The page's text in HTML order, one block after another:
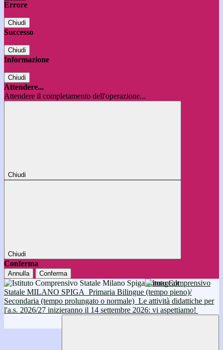
Errore
Chiudi
Successo
Chiudi
Informazione
Chiudi
Attendere...
Attendere il completamento dell'operazione...
Chiudi
Chiudi
Conferma
Annulla Conferma
Istituto Comprensivo
Statale MILANO SPIGA Primaria Bilingue (tempo pieno)/
Secondaria (tempo prolungato o normale) Le attività didattiche per
l'a.s. 2026/27 inizieranno il 14 settembre 2026: vi aspettiamo!